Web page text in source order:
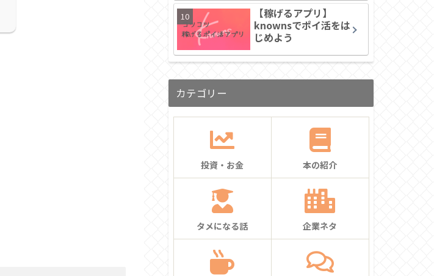
【稼げるアプリ】
knownsでポイ活をは
じめよう
カテゴリー
投資・お金 本の紹介
タメになる話 企業ネタ